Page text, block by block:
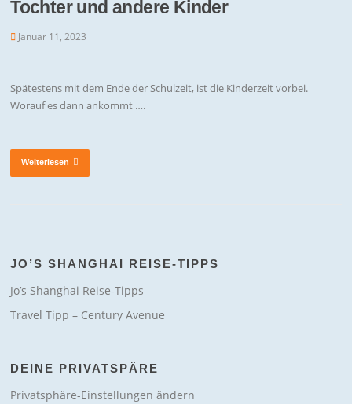
Tochter und andere Kinder
Januar 11, 2023
Spätestens mit dem Ende der Schulzeit, ist die Kinderzeit vorbei.
Worauf es dann ankommt ….
Weiterlesen
JO’S SHANGHAI REISE-TIPPS
Jo’s Shanghai Reise-Tipps
Travel Tipp – Century Avenue
DEINE PRIVATSPÄRE
Privatsphäre-Einstellungen ändern